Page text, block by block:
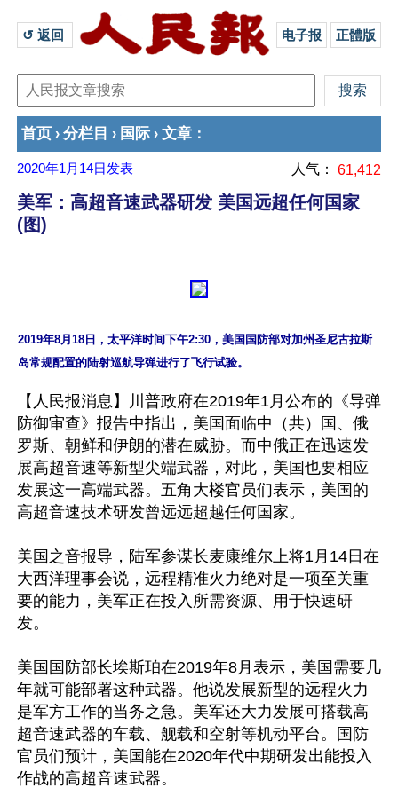
↺ 返回 电子报 正體版
首页 › 分栏目 › 国际 › 文章 ：
2020年1月14日 发表 人气： 61,412
美军：高超音速武器研发 美国远超任何国家
(图)
2019年8月18日，太平洋时间下午2:30，美国国防部对加州圣尼古拉斯
【人民报消息】川普政府在2019年1月公布的《导弹
防御审查》报告中指出，美国面临中（共）国、俄
罗斯、朝鲜和伊朗的潜在威胁。而中俄正在迅速发
展高超音速等新型尖端武器，对此，美国也要相应
发展这一高端武器。五角大楼官员们表示，美国的
高超音速技术研发曾远远超越任何国家。
美国之音报导，陆军参谋长麦康维尔上将1月14日在
大西洋理事会说，远程精准火力绝对是一项至关重
要的能力，美军正在投入所需资源、用于快速研
发。
美国国防部长埃斯珀在2019年8月表示，美国需要几
年就可能部署这种武器。他说发展新型的远程火力
是军方工作的当务之急。美军还大力发展可搭载高
超音速武器的车载、舰载和空射等机动平台。国防
官员们预计，美国能在2020年代中期研发出能投入
作战的高超音速武器。